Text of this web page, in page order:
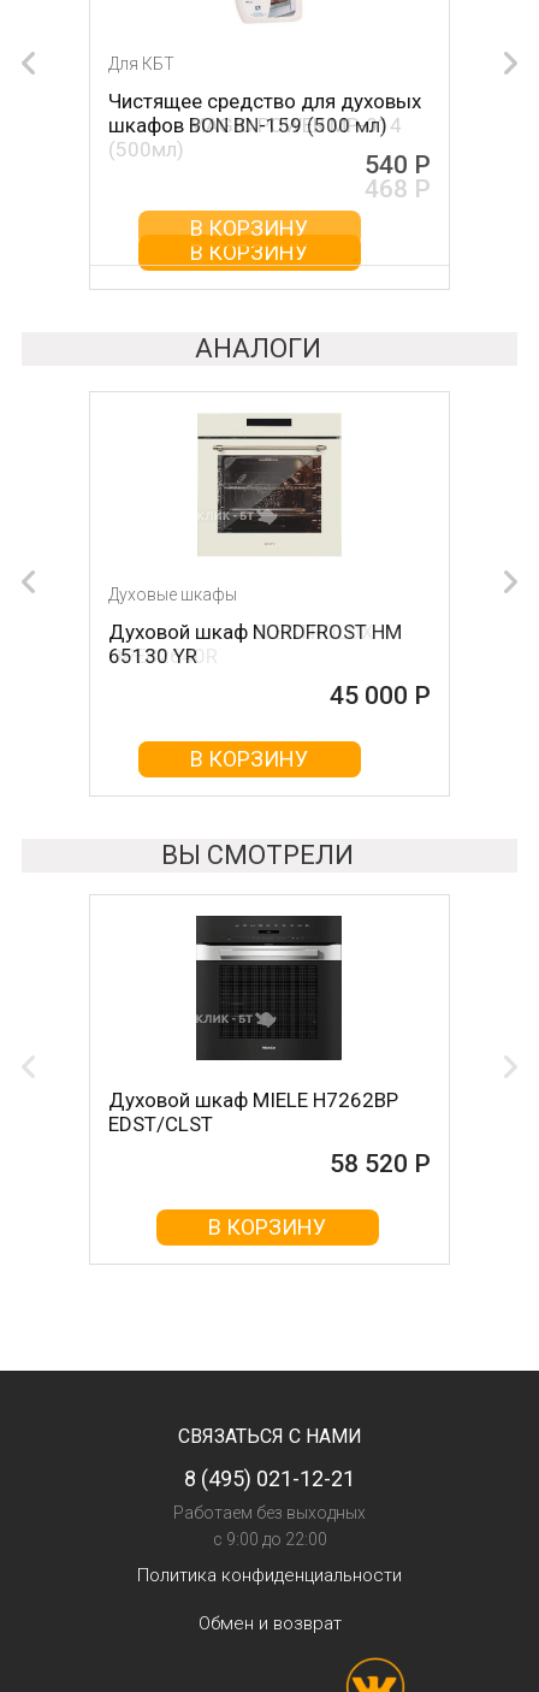
Для КБТ
Чистящее средство для духовых
шкафов BON BN-159 (500 мл)
540 Р
В КОРЗИНУ
Для КБТ
Чистящее средство для духовых
шкафов MAGIC POWER MP-014
(500мл)
468 Р
В КОРЗИНУ
АНАЛОГИ
Духовые шкафы
Духовой шкаф NORDFROST HM
65130 YR
45 000 Р
В КОРЗИНУ
Духовые шкафы
Духовой шкаф ELECTROLUX
OPEB2640R
45 000 Р
В КОРЗИНУ
ВЫ СМОТРЕЛИ
Духовой шкаф MIELE H7262BP
EDST/CLST
58 520 Р
В КОРЗИНУ
СВЯЗАТЬСЯ С НАМИ
8 (495) 021-12-21
Работаем без выходных
с 9:00 до 22:00
Политика конфиденциальности
Обмен и возврат